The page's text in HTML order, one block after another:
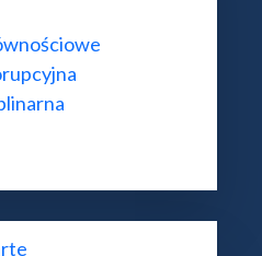
proszę kierować na adres